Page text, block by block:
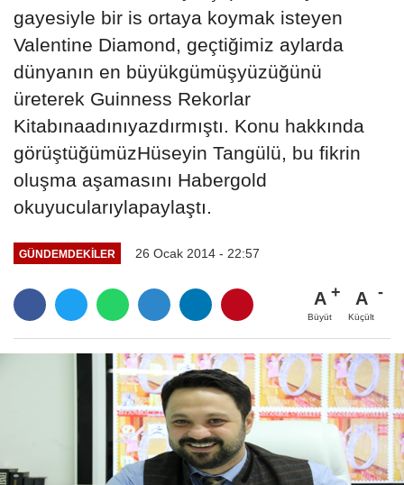
gayesiyle bir is ortaya koymak isteyen
Valentine Diamond, geçtiğimiz aylarda
dünyanın en büyükgümüşyüzüğünü
üreterek Guinness Rekorlar
Kitabınaadınıyazdırmıştı. Konu hakkında
görüştüğümüzHüseyin Tangülü, bu fikrin
oluşma aşamasını Habergold
okuyucularıylapaylaştı.
GÜNDEMDEKILER 26 Ocak 2014 - 22:57
A
Büyüt
A
Küçült